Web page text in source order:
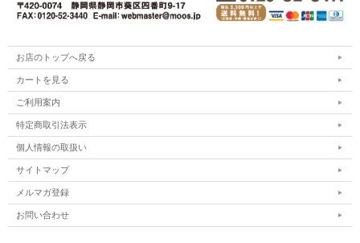
お店のトップへ戻る
カートを見る
ご利用案内
特定商取引法表示
個人情報の取扱い
サイトマップ
メルマガ登録
お問い合わせ